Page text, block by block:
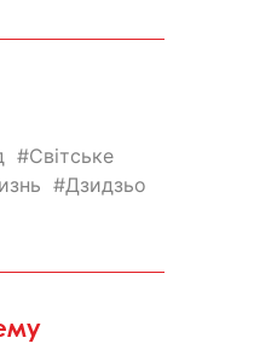
Світське
Дзидзьо